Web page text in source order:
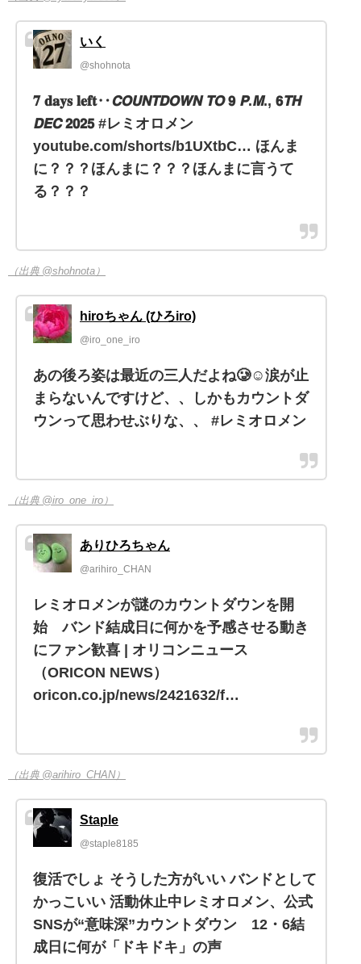
いく
@shohnota
𝟕 𝐝𝐚𝐲𝐬 𝐥𝐞𝐟𝐭‥𝘾𝙊𝙐𝙉𝙏𝘿𝙊𝙒𝙉 𝙏𝙊 𝟵 𝙋.𝙈., 𝟲𝙏𝙃
𝘿𝙀𝘾 𝟮𝟬𝟮𝟱 #レミオロメン
youtube.com/shorts/b1UXtbC… ほんま
に？？？ほんまに？？？ほんまに言うて
る？？？
（出典 @shohnota）
hiroちゃん (ひろiro)
@iro_one_iro
あの後ろ姿は最近の三人だよね🥲☺️涙が止
まらないんですけど、、しかもカウントダ
ウンって思わせぶりな、、 #レミオロメン
（出典 @iro_one_iro）
ありひろちゃん
@arihiro_CHAN
レミオロメンが謎のカウントダウンを開
始 バンド結成日に何かを予感させる動き
にファン歓喜 | オリコンニュース
（ORICON NEWS）
oricon.co.jp/news/2421632/f…
（出典 @arihiro_CHAN）
Staple
@staple8185
復活でしょ そうした方がいい バンドとして
かっこいい 活動休止中レミオロメン、公式
SNSが“意味深”カウントダウン 12・6結
成日に何が「ドキドキ」の声